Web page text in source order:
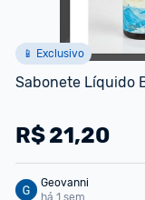
📱 Exclusivo
Sabonete Líquido
R$21,20
Geovanni
há 1 sem